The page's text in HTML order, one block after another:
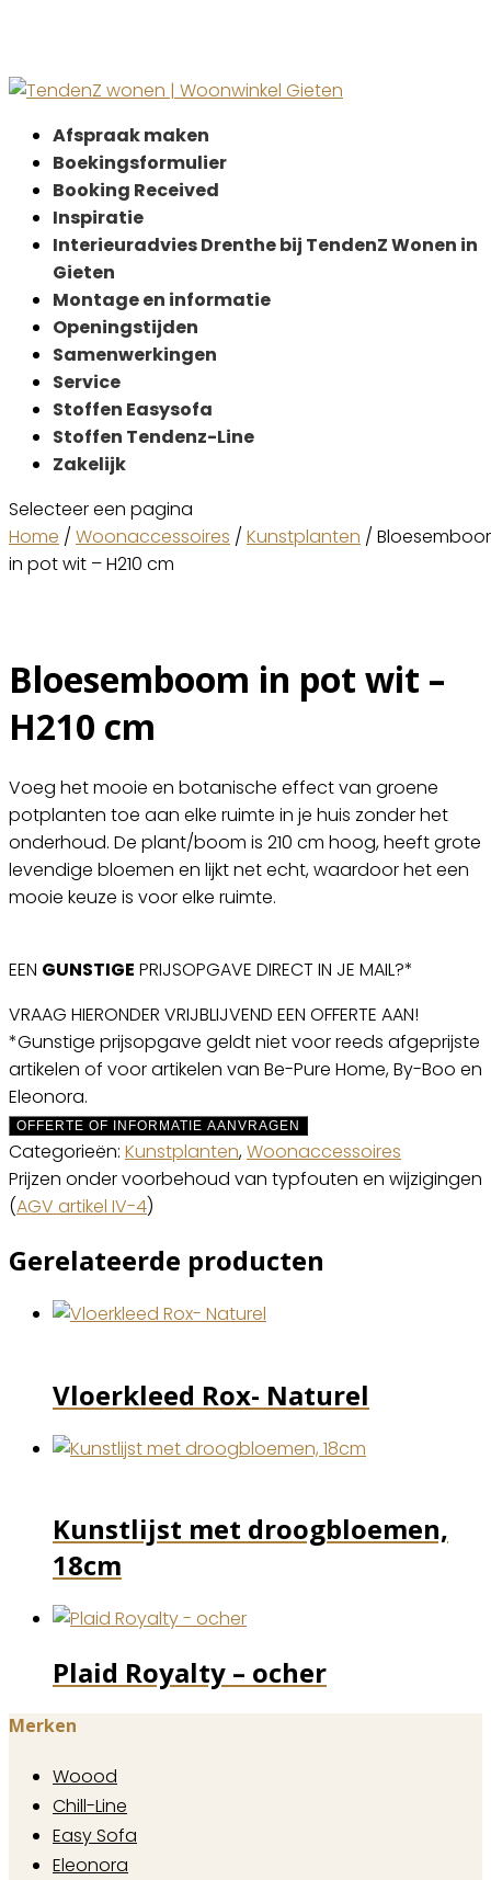
Afspraak maken
Boekingsformulier
Booking Received
Inspiratie
Interieuradvies Drenthe bij TendenZ Wonen in
Gieten
Montage en informatie
Openingstijden
Samenwerkingen
Service
Stoffen Easysofa
Stoffen Tendenz-Line
Zakelijk
Selecteer een pagina
Home / Woonaccessoires / Kunstplanten /
in pot wit – H210 cm
Bloesemboom in pot wit –
H210 cm
Voeg het mooie en botanische effect van groene
potplanten toe aan elke ruimte in je huis zonder het
onderhoud. De plant/boom is 210 cm hoog, heeft grote
levendige bloemen en lijkt net echt, waardoor het een
mooie keuze is voor elke ruimte.
EEN GUNSTIGE PRIJSOPGAVE DIRECT IN JE MAIL?*
VRAAG HIERONDER VRIJBLIJVEND EEN OFFERTE AAN!
*Gunstige prijsopgave geldt niet voor reeds afgeprijste
artikelen of voor artikelen van Be-Pure Home, By-Boo en
Eleonora.
OFFERTE OF INFORMATIE AANVRAGEN
Categorieën: Kunstplanten,Woonaccessoires
Prijzen onder voorbehoud van typfouten en wijzigingen
(AGV artikel IV-4)
Gerelateerde producten
Vloerkleed Rox- Naturel
Kunstlijst met droogbloemen,
18cm
Plaid Royalty – ocher
Merken
Woood
Chill-Line
Easy Sofa
Eleonora